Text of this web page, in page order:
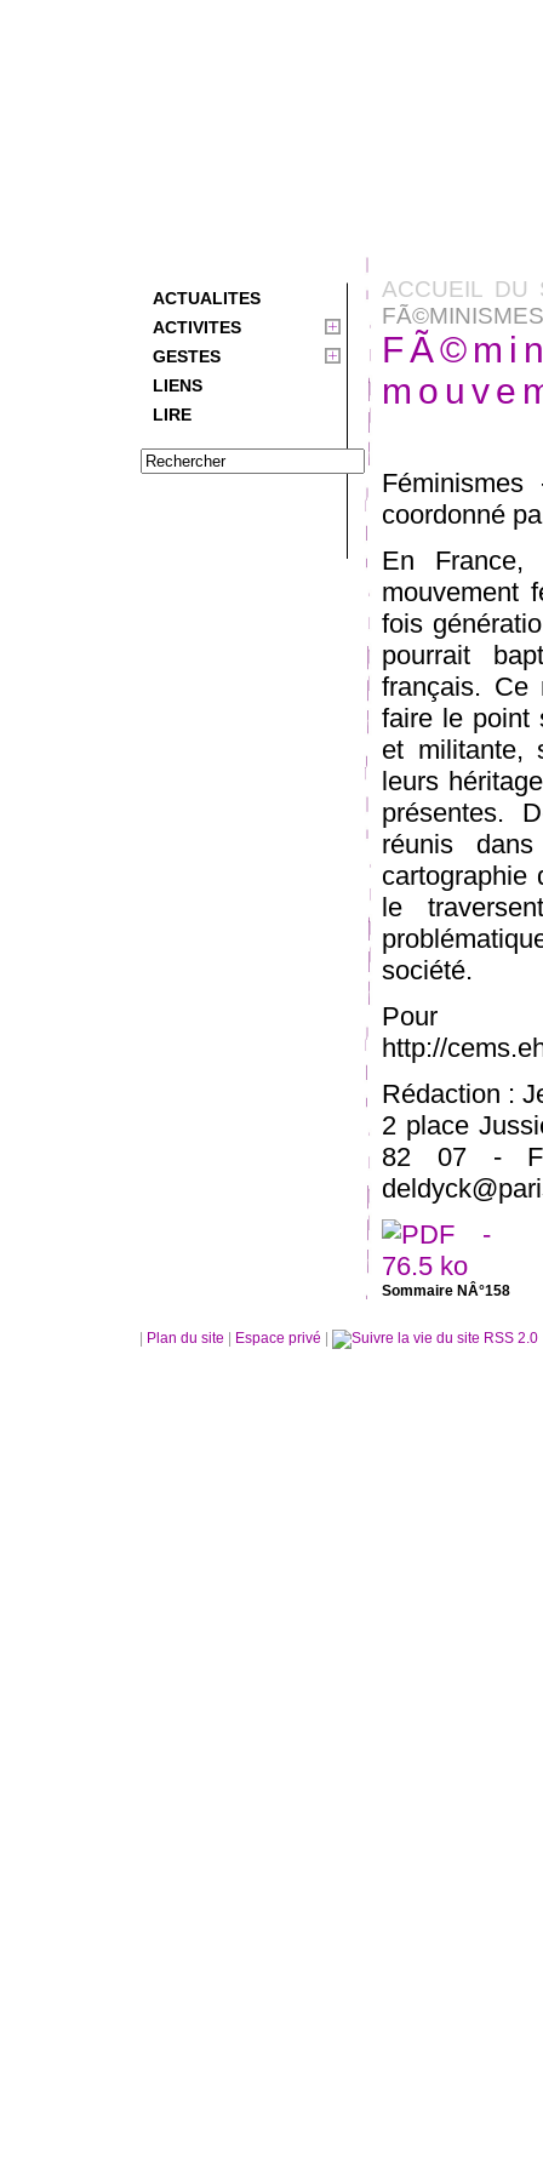
ACTUALITES
ACTIVITES
GESTES
LIENS
LIRE
ACCUEIL DU
coordonné
En
mouvement
fois
pourrait
français. Ce
faire le point
et militante,
leurs
présentes.
réunis
cartographie
le
société.
Pour
http://
Rédaction :
2 place
82 07 -
Sommaire NÂ°158
Plan du site Espace privé RSS 2.0